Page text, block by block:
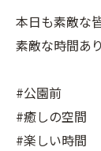
本日も素敵な
素敵な時間あ
#公園前
#癒しの空間
#楽しい時間